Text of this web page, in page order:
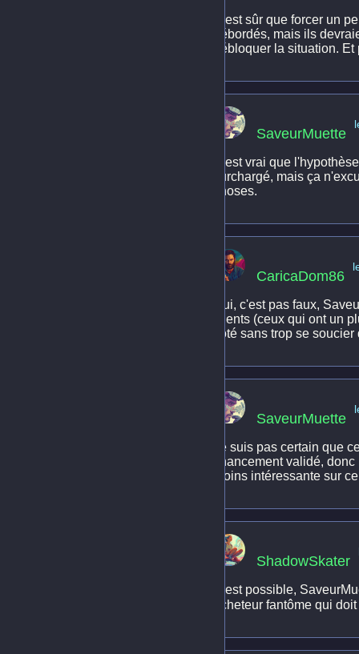
C'est sûr que forcer un
débordés, mais ils
débloquer la situation.
SaveurMuette
C'est vrai que
surchargé, mais ça
choses.
CaricaDom86
Oui, c'est pas faux,
clients (ceux qui ont un
côté sans trop se
SaveurMuette
Je suis pas certain que
financement validé,
moins intéressante sur
ShadowSkater
C'est possible,
acheteur fantôme qui